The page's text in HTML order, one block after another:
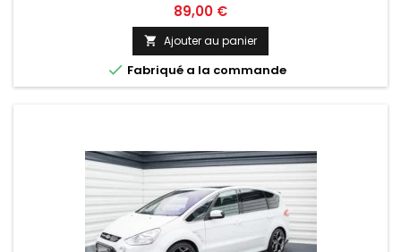
Prix
89,00 €
 Ajouter au panier
 Fabriqué a la commande